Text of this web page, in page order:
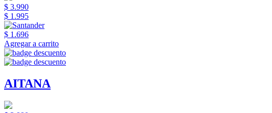
$ 3.990
$ 1.995
$ 1.696
Agregar a carrito
AITANA